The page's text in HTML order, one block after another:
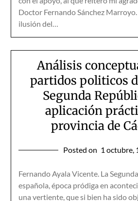
Doctor Fernando Sánchez
ilusión del…
Análisis
partidos politicos
Segunda
aplicación
provincia de
Posted on 1 octubre,
Fernando Ayala Vicente. La
española, época pródiga en
una vertiente, que si bien ha sido